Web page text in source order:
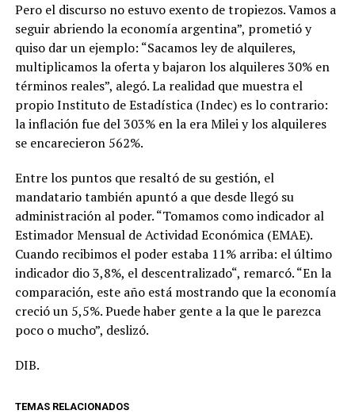
Pero el discurso no estuvo exento de tropiezos. Vamos a
seguir abriendo la economía argentina”, prometió y
quiso dar un ejemplo: “Sacamos ley de alquileres,
multiplicamos la oferta y bajaron los alquileres 30% en
términos reales”, alegó. La realidad que muestra el
propio Instituto de Estadística (Indec) es lo contrario:
la inflación fue del 303% en la era Milei y los alquileres
se encarecieron 562%.
Entre los puntos que resaltó de su gestión, el
mandatario también apuntó a que desde llegó su
administración al poder. “Tomamos como indicador al
Estimador Mensual de Actividad Económica (EMAE).
Cuando recibimos el poder estaba 11% arriba: el último
indicador dio 3,8%, el descentralizado“, remarcó. “En la
comparación, este año está mostrando que la economía
creció un 5,5%. Puede haber gente a la que le parezca
poco o mucho”, deslizó.
DIB.
TEMAS RELACIONADOS